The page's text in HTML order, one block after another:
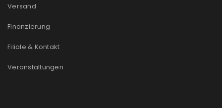
Versand
Finanzierung
Filiale & Kontakt
Veranstaltungen